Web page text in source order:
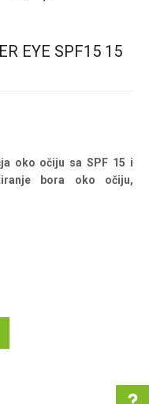
EYE SPF15 15
oko očiju sa SPF 15 i
bora oko očiju,